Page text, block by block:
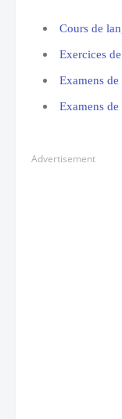
Cours de
Exercices
Examens
Examens
Advertisement